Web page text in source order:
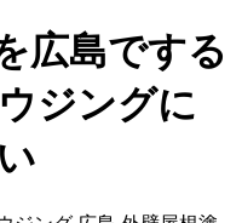
広島でする
ジングに